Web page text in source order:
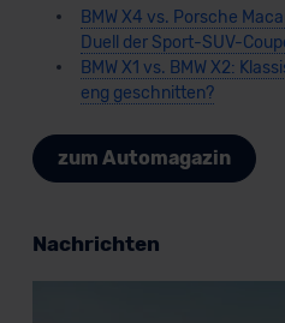
erteilen. Nähere
Datenschutzklauseln können
unserem
Datenschutzerklärung
BMW X4 vs. Porsche
Duell der Sport-SUV-
BMW X1 vs. BMW X2:
eng geschnitten?
zum Automagazin
Nachrichten